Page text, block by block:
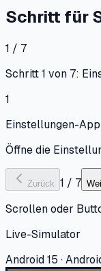
Schritt für
1 / 7
Schritt 1 von 7:
1
Einstellungen-
Öffne die
Zurück 1 / 7
Scrollen oder
Live-Simulator
Android 15 ·